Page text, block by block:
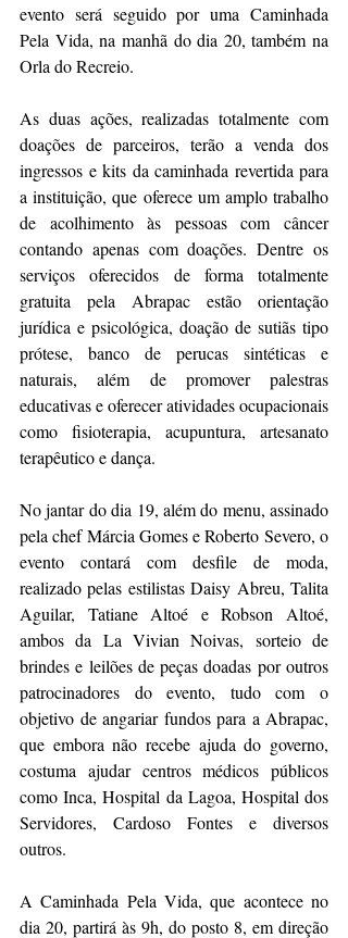
evento será seguido por uma Caminhada
Pela Vida, na manhã do dia 20, também na
Orla do Recreio.
As duas ações, realizadas totalmente com
doações de parceiros, terão a venda dos
ingressos e kits da caminhada revertida para
a instituição, que oferece um amplo trabalho
de acolhimento às pessoas com câncer
contando apenas com doações. Dentre os
serviços oferecidos de forma totalmente
gratuita pela Abrapac estão orientação
jurídica e psicológica, doação de sutiãs tipo
prótese, banco de perucas sintéticas e
naturais, além de promover palestras
educativas e oferecer atividades ocupacionais
como fisioterapia, acupuntura, artesanato
terapêutico e dança.
No jantar do dia 19, além do menu, assinado
pela chef Márcia Gomes e Roberto Severo, o
evento contará com desfile de moda,
realizado pelas estilistas Daisy Abreu, Talita
Aguilar, Tatiane Altoé e Robson Altoé,
ambos da La Vivian Noivas, sorteio de
brindes e leilões de peças doadas por outros
patrocinadores do evento, tudo com o
objetivo de angariar fundos para a Abrapac,
que embora não recebe ajuda do governo,
costuma ajudar centros médicos públicos
como Inca, Hospital da Lagoa, Hospital dos
Servidores, Cardoso Fontes e diversos
outros.
A Caminhada Pela Vida, que acontece no
dia 20, partirá às 9h, do posto 8, em direção